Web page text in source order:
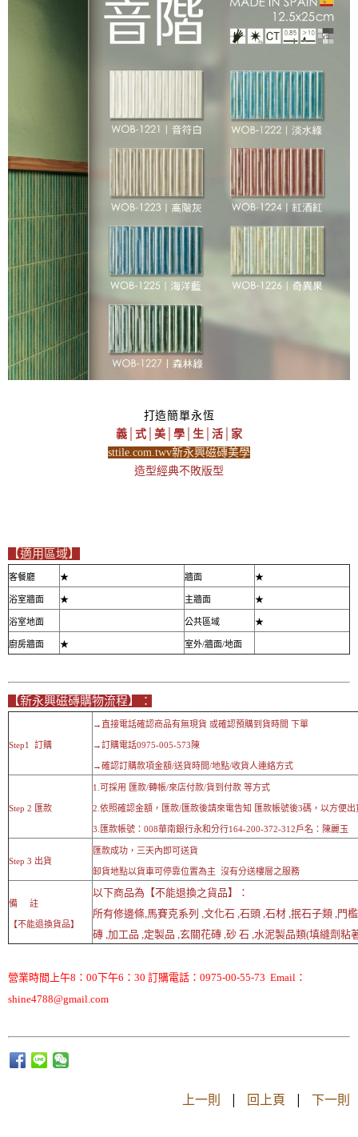
打造簡單永恆
義│式│美│學│生│活│家
sttile.com.twv新永興磁磚美學
造型經典不敗版型
【適用區域】
客餐廳 ★ 牆面 ★
浴室牆面 ★ 主牆面 ★
浴室地面 公共區域 ★
廚房牆面 ★ 室外/牆面/地面
【新永興磁磚購物流程】：
Step1 訂購
→直接電話確認商品有無現貨 或確認預購到貨時間 下單
→訂購電話0975-005-573陳
→確認訂購款項金額/送貨時間/地點/收貨人連絡方式
Step 2 匯款
1.可採用 匯款/轉帳/來店付款/貨到付款 等方式
2.依照確認金額，匯款/匯款後請來電告知 匯款帳號後3碼，以方便出
3.匯款帳號：008華南銀行永和分行164-200-372-312戶名：陳麗玉
Step 3 出貨
匯款成功，三天內即可送貨
卸貨地點以貨車可停靠位置為主 沒有分送樓層之服務
備 註
【不能退換貨品】
以下商品為【不能退換之貨品】：
所有修邊條,馬賽克系列 ,文化石 ,石頭 ,石材 ,抿石子類 ,門
磚 ,加工品 ,定製品 ,玄關花磚 ,砂 石 ,水泥製品類(填縫劑粘
營業時間上午8：00下午6：30 訂購電話：0975-00-55-73 Email：
shine4788@gmail.com
上一則 | 回上頁 | 下一則